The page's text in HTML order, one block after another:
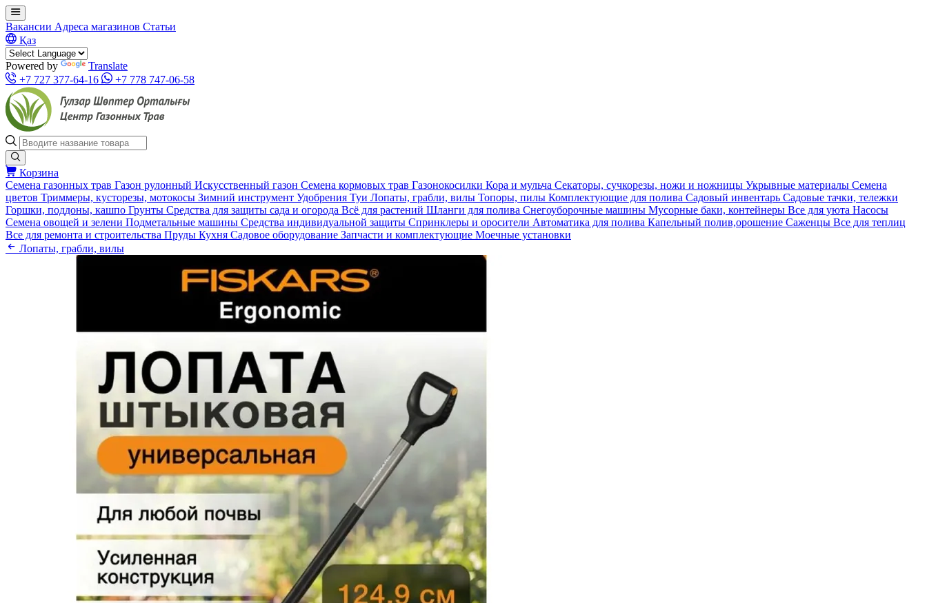
Вакансии Адреса магазинов Статьи
Қаз
Powered by
Translate
+7 727 377-64-16
+7 778 747-06-58
Корзина
Семена газонных трав Газон рулонный Искусственный газон Семена кормовых трав Газонокосилки Кора и мульча Секаторы, сучкорезы, ножи и ножницы Укрывные материалы Семена
цветов Триммеры, кусторезы, мотокосы Зимний инструмент Удобрения Туи Лопаты, грабли, вилы Топоры, пилы Комплектующие для полива Садовый инвентарь Садовые тачки, тележки
Горшки, поддоны, кашпо Грунты Средства для защиты сада и огорода Всё для растений Шланги для полива Снегоуборочные машины Мусорные баки, контейнеры Все для уюта Насосы
Семена овощей и зелени Подметальные машины Средства индивидуальной защиты Спринклеры и оросители Автоматика для полива Капельный полив,орошение Саженцы Все для теплиц
Все для ремонта и строительства Пруды Кухня Садовое оборудование Запчасти и комплектующие Моечные установки
Лопаты, грабли, вилы